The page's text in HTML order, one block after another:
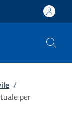
/
per